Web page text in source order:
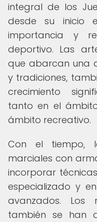
integral de los
desde su inicio
importancia y
deportivo. Las
que abarcan una
y tradiciones,
crecimiento
tanto en el
ámbito recreativo.
Con el tiempo,
marciales con
incorporar
especializado y
avanzados. Los
también se han